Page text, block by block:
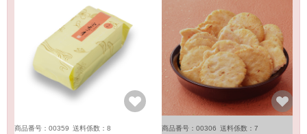
商品番号：00359 送料係数：8 商品番号：00306 送料係数：7